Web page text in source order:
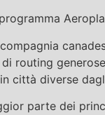
routing
città diverse
parte dei